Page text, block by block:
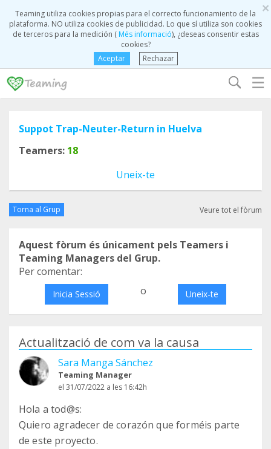
×
Teaming utiliza cookies propias para el correcto funcionamiento de la
plataforma. NO utiliza cookies de publicidad. Lo que sí utiliza son cookies
de terceros para la medición (Més informació), ¿deseas consentir estas
cookies?
Aceptar
Rechazar
☰
Suppot Trap-Neuter-Return in Huelva
Teamers: 18
Uneix-te
Torna al Grup Veure tot el fòrum
Aquest fòrum és únicament pels Teamers i
Teaming Managers del Grup.
Per comentar:
Inicia Sessió o Uneix-te
Actualització de com va la causa
Sara Manga Sánchez
Teaming Manager
el 31/07/2022 a les 16:42h
Hola a tod@s:
Quiero agradecer de corazón que forméis parte
de este proyecto.